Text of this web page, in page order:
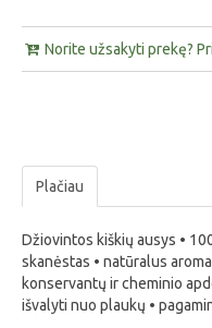
Norite užsakyti prekę?
Plačiau
Džiovintos kiškių ausys •
skanėstas • natūralus
konservantų ir cheminio
išvalyti nuo plaukų •